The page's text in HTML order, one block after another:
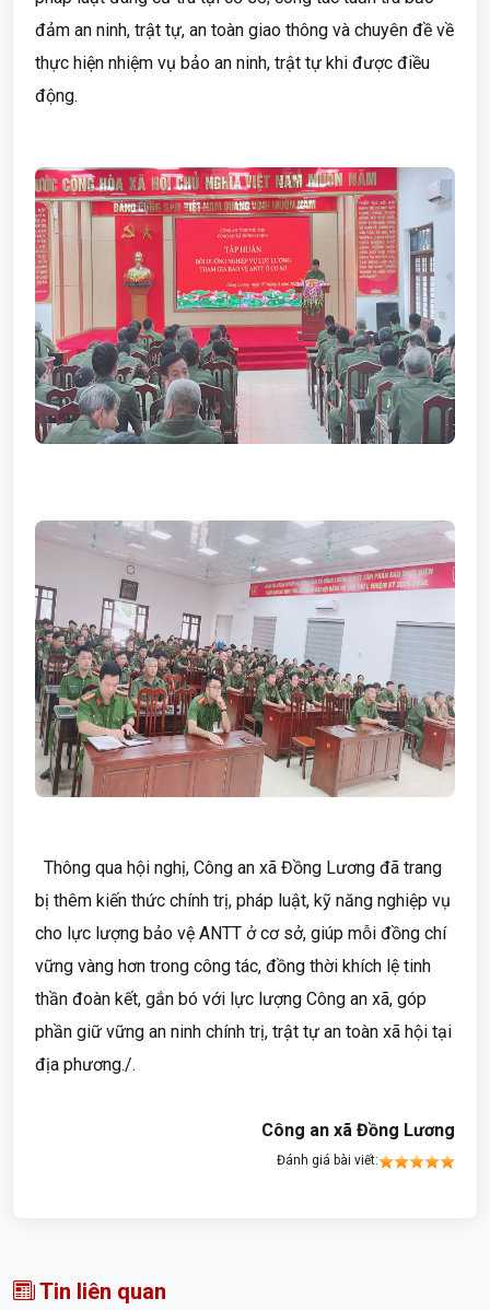
đảm an ninh, trật tự, an toàn giao thông và chuyên đề về
thực hiện nhiệm vụ bảo an ninh, trật tự khi được điều
động.
Thông qua hội nghị, Công an xã Đồng Lương đã trang
bị thêm kiến thức chính trị, pháp luật, kỹ năng nghiệp vụ
cho lực lượng bảo vệ ANTT ở cơ sở, giúp mỗi đồng chí
vững vàng hơn trong công tác, đồng thời khích lệ tinh
thần đoàn kết, gắn bó với lực lượng Công an xã, góp
phần giữ vững an ninh chính trị, trật tự an toàn xã hội tại
địa phương./.
Công an xã Đồng Lương
Đánh giá bài viết:
Tin liên quan